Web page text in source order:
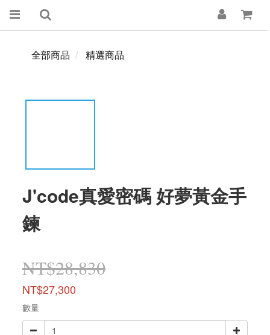
全部商品 精選商品
J'code真愛密碼 好夢黃金手
鍊
NT$28,830
NT$27,300
數量